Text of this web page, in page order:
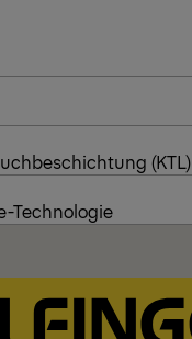
(KTL)
Technologie